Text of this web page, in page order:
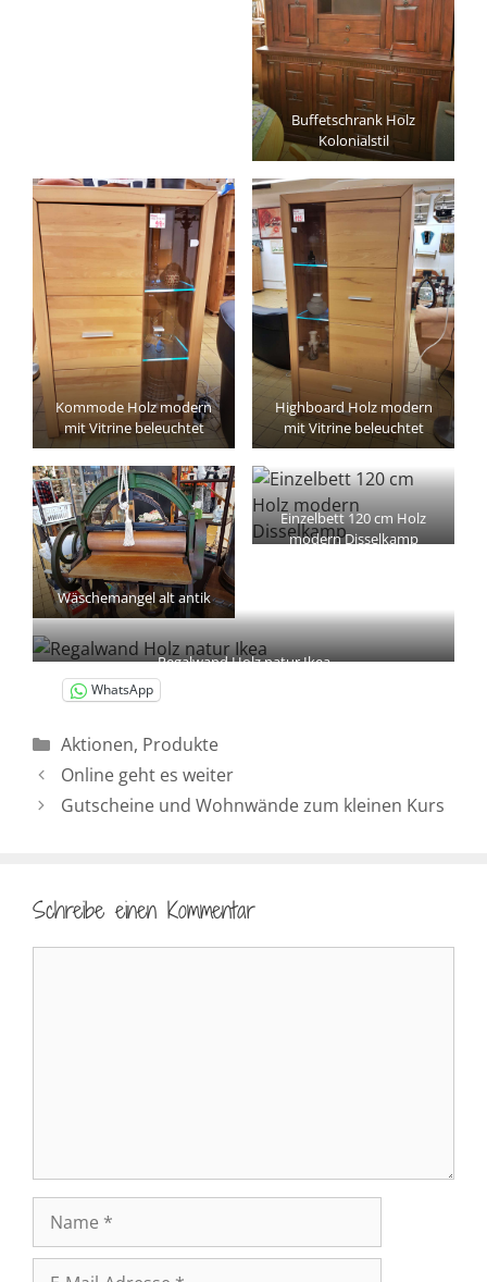
Buffetschrank Holz
Kolonialstil
Kommode Holz modern
mit Vitrine beleuchtet
Highboard Holz modern
mit Vitrine beleuchtet
Wäschemangel alt antik
Einzelbett 120 cm Holz
modern Disselkamp
Regalwand Holz natur Ikea
WhatsApp
Kategorien
Aktionen, Produkte
Online geht es weiter
Gutscheine und Wohnwände zum kleinen Kurs
Schreibe einen Kommentar